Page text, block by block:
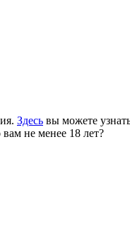
Здесь вы можете
не менее 18 лет?